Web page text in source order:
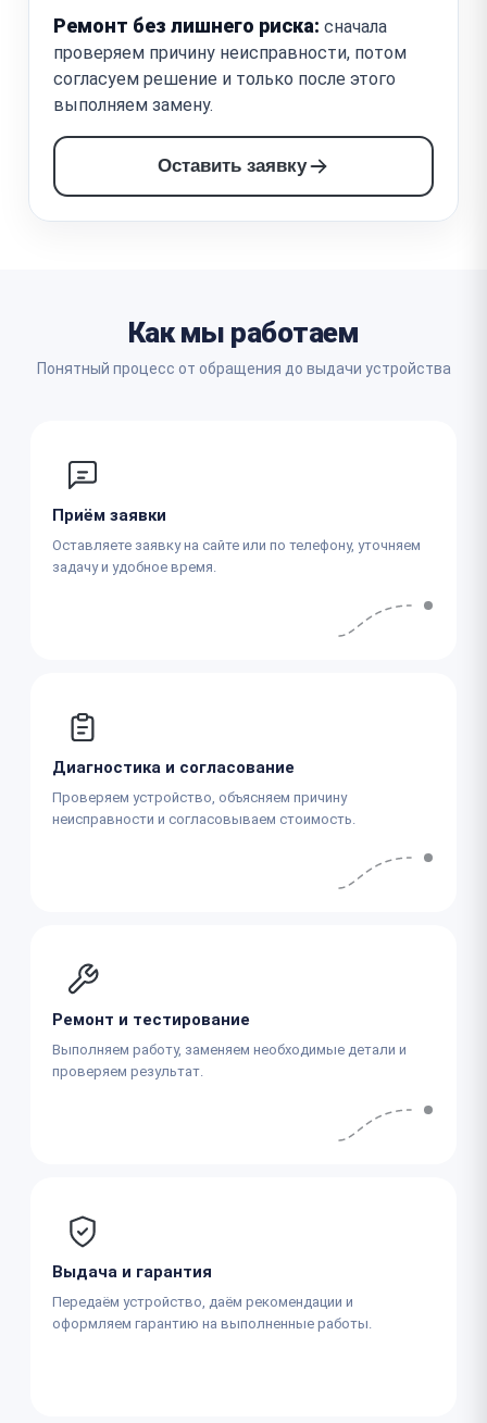
Ремонт без лишнего риска: сначала
проверяем причину неисправности, потом
согласуем решение и только после этого
выполняем замену.
Оставить заявку
Как мы работаем
Понятный процесс от обращения до выдачи устройства
Приём заявки
Оставляете заявку на сайте или по телефону, уточняем
задачу и удобное время.
Диагностика и согласование
Проверяем устройство, объясняем причину
неисправности и согласовываем стоимость.
Ремонт и тестирование
Выполняем работу, заменяем необходимые детали и
проверяем результат.
Выдача и гарантия
Передаём устройство, даём рекомендации и
оформляем гарантию на выполненные работы.